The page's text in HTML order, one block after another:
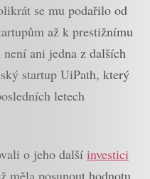
se mu podařilo od
až k prestižnímu
ani jedna z dalších
startup UiPath, který
letech
o jeho další investici